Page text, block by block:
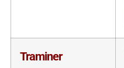
Traminer